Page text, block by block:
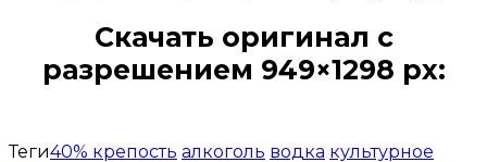
Скачать оригинал с
разрешением 949×1298 px:
Теги40% крепость алкоголь водка культурное